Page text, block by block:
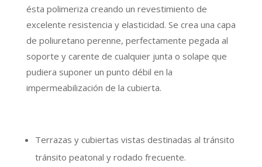
ésta polimeriza creando un revestimiento de
excelente resistencia y elasticidad. Se crea una capa
de poliuretano perenne, perfectamente pegada al
soporte y carente de cualquier junta o solape que
pudiera suponer un punto débil en la
impermeabilización de la cubierta.
Terrazas y cubiertas vistas destinadas al tránsito
tránsito peatonal y rodado frecuente.